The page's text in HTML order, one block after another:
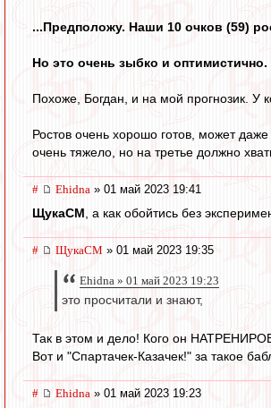
...Предположу. Наши 10 очков (59)
Но это очень зыбко и оптимистично.
Похоже, Богдан, и на мой прогнозик. У
Ростов очень хорошо готов, может
очень тяжело, но на третье должно
# Ehidna » 01 май 2023 19:41
ЩукаСМ , а как обойтись без
# ЩукаСМ » 01 май 2023 19:35
Ehidna » 01 май 2023 19:23
это просчитали и знают,
Так в этом и дело! Кого он
Вот и "Спартачек-Казачек!" за такое
# Ehidna » 01 май 2023 19:23